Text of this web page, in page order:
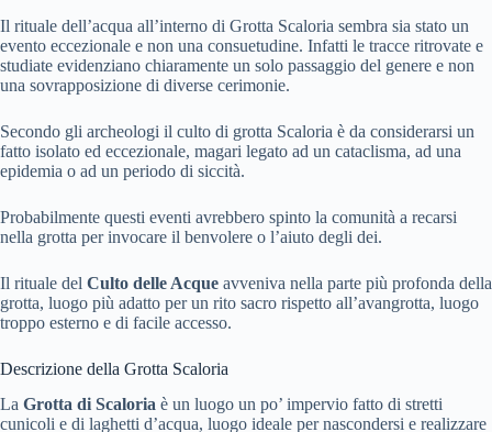
Il rituale dell’acqua all’interno di Grotta Scaloria sembra sia stato un
evento eccezionale e non una consuetudine. Infatti le tracce ritrovate e
studiate evidenziano chiaramente un solo passaggio del genere e non
una sovrapposizione di diverse cerimonie.
Secondo gli archeologi il culto di grotta Scaloria è da considerarsi un
fatto isolato ed eccezionale, magari legato ad un cataclisma, ad una
epidemia o ad un periodo di siccità.
Probabilmente questi eventi avrebbero spinto la comunità a recarsi
nella grotta per invocare il benvolere o l’aiuto degli dei.
Il rituale del Culto delle Acque avveniva nella parte più profonda della
grotta, luogo più adatto per un rito sacro rispetto all’avangrotta, luogo
troppo esterno e di facile accesso.
Descrizione della Grotta Scaloria
La Grotta di Scaloria è un luogo un po’ impervio fatto di stretti
cunicoli e di laghetti d’acqua, luogo ideale per nascondersi e realizzare